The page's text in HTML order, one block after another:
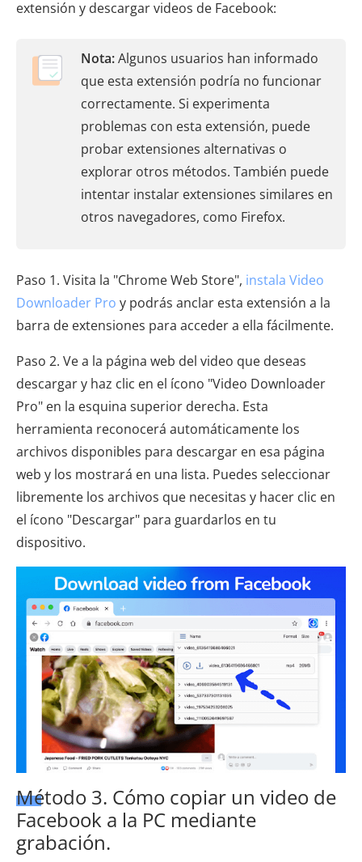
extensión y descargar videos de Facebook:
Nota:Algunos usuarios han informado
que esta extensión podría no funcionar
correctamente. Si experimenta
problemas con esta extensión, puede
probar extensiones alternativas o
explorar otros métodos. También puede
intentar instalar extensiones similares en
otros navegadores, como Firefox.
Paso 1. Visita la "Chrome Web Store", instala Video
Downloader Pro y podrás anclar esta extensión a la
barra de extensiones para acceder a ella fácilmente.
Paso 2. Ve a la página web del video que deseas
descargar y haz clic en el ícono "Video Downloader
Pro" en la esquina superior derecha. Esta
herramienta reconocerá automáticamente los
archivos disponibles para descargar en esa página
web y los mostrará en una lista. Puedes seleccionar
libremente los archivos que necesitas y hacer clic en
el ícono "Descargar" para guardarlos en tu
dispositivo.
Método 3. Cómo copiar un video de
Facebook a la PC mediante
grabación.